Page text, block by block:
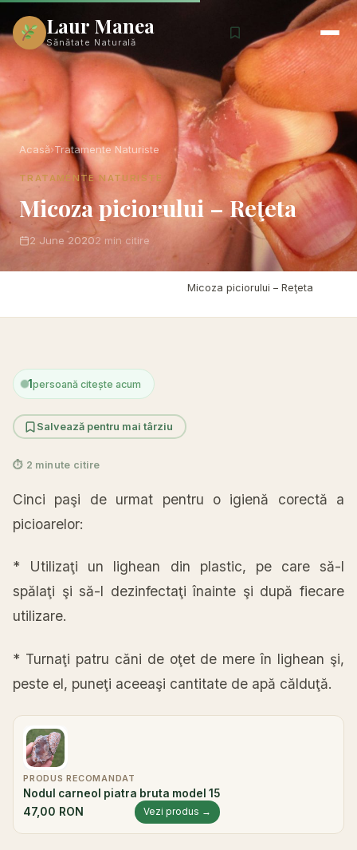
Laur Manea
Sănătate Naturală
Acasă›Tratamente Naturiste
TRATAMENTE NATURISTE
Micoza piciorului – Reţeta
2 June 20202 min citire
Micoza piciorului – Reţeta
1persoană citește acum
Salvează pentru mai târziu
⏱ 2 minute citire
Cinci paşi de urmat pentru o igienă corectă a
picioarelor:
* Utilizaţi un lighean din plastic, pe care să-l
spălaţi şi să-l dezinfectaţi înainte şi după fiecare
utilizare.
* Turnaţi patru căni de oţet de mere în lighean şi,
peste el, puneţi aceeaşi cantitate de apă călduţă.
PRODUS RECOMANDAT
Nodul carneol piatra bruta model 15
47,00 RON Vezi produs →